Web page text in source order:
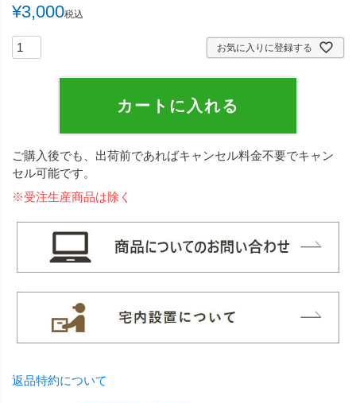
¥3,000税込
お気に入りに登録する
カートに入れる
ご購入後でも、出荷前であればキャンセル料金不要でキャン
セル可能です。
※受注生産商品は除く
返品特約について